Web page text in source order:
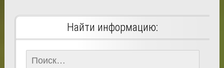
Найти информацию:
Найти: